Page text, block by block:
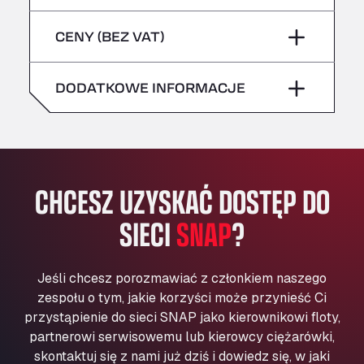
All 4 Trucks
Klaverbladstaat 21, 3560
American Truck Wash
Av. des Etats-Unis 90, 6041
Aut. A4 Salida 288 Pol. Ind. del Guadiel, 23210
AP7 Salida 2, C/ Bassegoda, 4, 17700
Andamur Pamplona
A-15 Salida Imarcoain, 31119
Andamur San Roman II
Aut A1 Exit 385, 01207
Anglia Motel
Washway Road, PE12 8LT
Anpol Sp. z o.o.
Ul. Torunska 147, 85884
sobota –
sobota –
niebezpieczne/ADR
CENY (BEZ VAT)
DODATKOWE INFORMACJE
CHCESZ UZYSKAĆ DOSTĘP DO
SIECISNAP?
Jeśli chcesz porozmawiać z członkiem naszego
zespołu o tym, jakie korzyści może przynieść Ci
przystąpienie do sieci SNAP jako kierownikowi floty,
partnerowi serwisowemu lub kierowcy ciężarówki,
skontaktuj się z nami już dziś i dowiedz się, w jaki